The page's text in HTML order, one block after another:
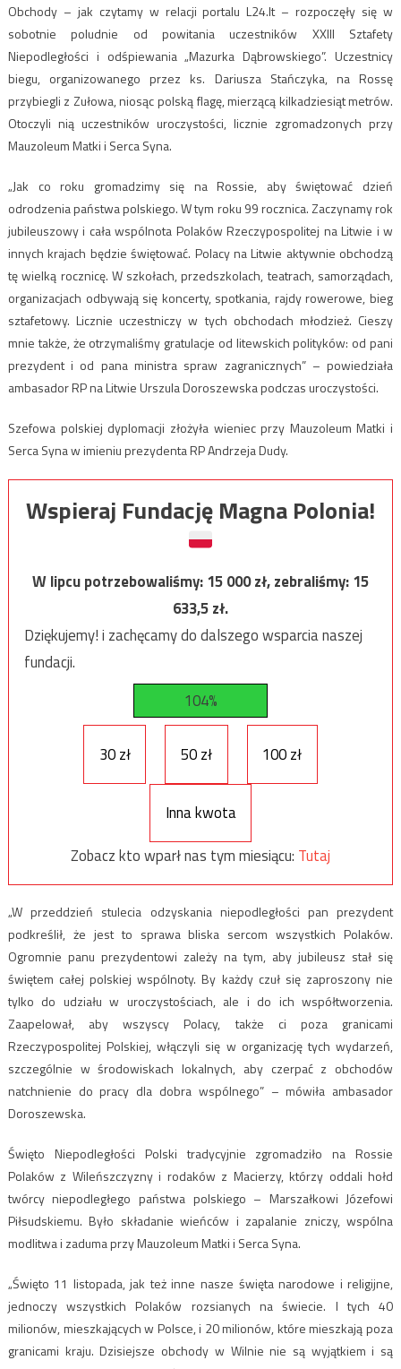
Obchody – jak czytamy w relacji portalu L24.lt – rozpoczęły się w
sobotnie poludnie od powitania uczestników XXIII Sztafety
Niepodległości i odśpiewania „Mazurka Dąbrowskiego”. Uczestnicy
biegu, organizowanego przez ks. Dariusza Stańczyka, na Rossę
przybiegli z Zułowa, niosąc polską flagę, mierzącą kilkadziesiąt metrów.
Otoczyli nią uczestników uroczystości, licznie zgromadzonych przy
Mauzoleum Matki i Serca Syna.
„Jak co roku gromadzimy się na Rossie, aby świętować dzień
odrodzenia państwa polskiego. W tym roku 99 rocznica. Zaczynamy rok
jubileuszowy i cała wspólnota Polaków Rzeczypospolitej na Litwie i w
innych krajach będzie świętować. Polacy na Litwie aktywnie obchodzą
tę wielką rocznicę. W szkołach, przedszkolach, teatrach, samorządach,
organizacjach odbywają się koncerty, spotkania, rajdy rowerowe, bieg
sztafetowy. Licznie uczestniczy w tych obchodach młodzież. Cieszy
mnie także, że otrzymaliśmy gratulacje od litewskich polityków: od pani
prezydent i od pana ministra spraw zagranicznych” – powiedziała
ambasador RP na Litwie Urszula Doroszewska podczas uroczystości.
Szefowa polskiej dyplomacji złożyła wieniec przy Mauzoleum Matki i
Serca Syna w imieniu prezydenta RP Andrzeja Dudy.
Wspieraj Fundację Magna Polonia!
W lipcu potrzebowaliśmy:15 000zł, zebraliśmy:15
633,5zł.
Dziękujemy! i zachęcamy do dalszego wsparcia naszej
fundacji.
104%
30 zł 50 zł 100 zł
Inna kwota
Zobacz kto wparł nas tym miesiącu: Tutaj
„W przeddzień stulecia odzyskania niepodległości pan prezydent
podkreślił, że jest to sprawa bliska sercom wszystkich Polaków.
Ogromnie panu prezydentowi zależy na tym, aby jubileusz stał się
świętem całej polskiej wspólnoty. By każdy czuł się zaproszony nie
tylko do udziału w uroczystościach, ale i do ich współtworzenia.
Zaapelował, aby wszyscy Polacy, także ci poza granicami
Rzeczypospolitej Polskiej, włączyli się w organizację tych wydarzeń,
szczególnie w środowiskach lokalnych, aby czerpać z obchodów
natchnienie do pracy dla dobra wspólnego” – mówiła ambasador
Doroszewska.
Święto Niepodległości Polski tradycyjnie zgromadziło na Rossie
Polaków z Wileńszczyzny i rodaków z Macierzy, którzy oddali hołd
twórcy niepodległego państwa polskiego – Marszałkowi Józefowi
Piłsudskiemu. Było składanie wieńców i zapalanie zniczy, wspólna
modlitwa i zaduma przy Mauzoleum Matki i Serca Syna.
„Święto 11 listopada, jak też inne nasze święta narodowe i religijne,
jednoczy wszystkich Polaków rozsianych na świecie. I tych 40
milionów, mieszkających w Polsce, i 20 milionów, które mieszkają poza
granicami kraju. Dzisiejsze obchody w Wilnie nie są wyjątkiem i są